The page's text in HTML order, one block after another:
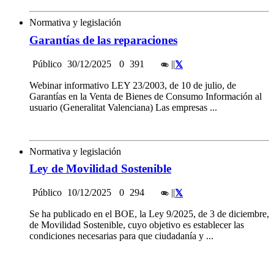
Normativa y legislación
Garantías de las reparaciones
Público 30/12/2025 0 391 ||
Webinar informativo LEY 23/2003, de 10 de julio, de
Garantías en la Venta de Bienes de Consumo Información al
usuario (Generalitat Valenciana) Las empresas ...
Normativa y legislación
Ley de Movilidad Sostenible
Público 10/12/2025 0 294 ||
Se ha publicado en el BOE, la Ley 9/2025, de 3 de diciembre,
de Movilidad Sostenible, cuyo objetivo es establecer las
condiciones necesarias para que ciudadanía y ...